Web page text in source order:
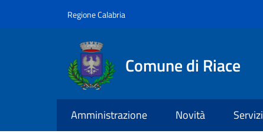
Regione Calabria
Comune di Riace
Amministrazione Novità Servizi